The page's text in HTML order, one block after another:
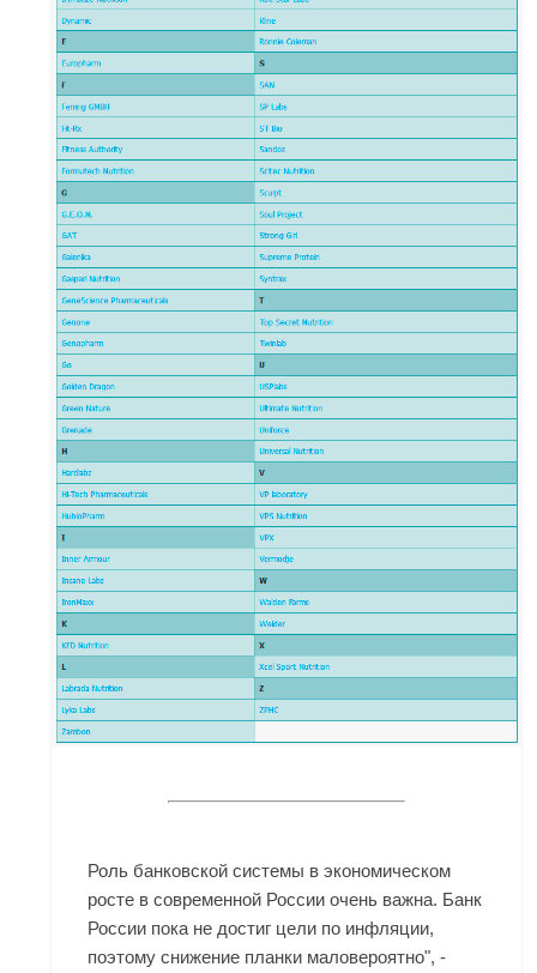
Роль банковской системы в экономическом
росте в современной России очень важна. Банк
России пока не достиг цели по инфляции,
поэтому снижение планки маловероятно", -